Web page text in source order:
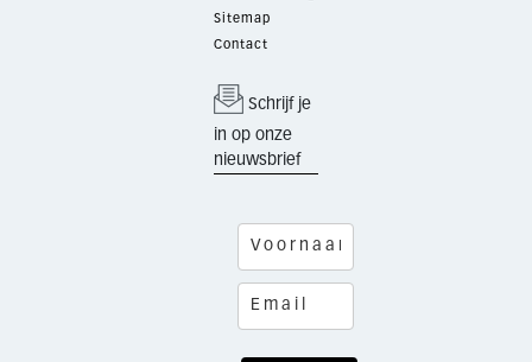
Sitemap
Contact
Schrijf je
in op onze
nieuwsbrief